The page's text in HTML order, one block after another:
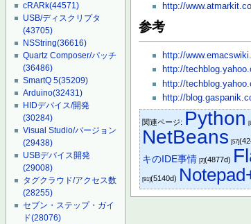
cRARk(44571)
USB/ディスクリプタ
(43705)
NSString(36616)
Quartz Composer/パッチ
(36486)
SmartQ 5(35209)
Arduino(32431)
HIDデバイス/開発
(30284)
Visual Studio/バージョン
(29438)
USBデバイス開発
(29008)
タグクラウド/アクセス数
(28255)
セブン・ステップ・ガイ
ド(28076)
http://
参考
http://
http://
http://
http://
関連ページ: Python
NetBeans [57]
キのIDE事情 [2](4877d)
[91](5140d)